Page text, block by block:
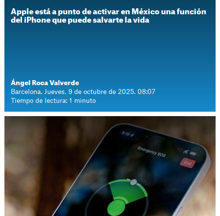
Apple está a punto de activar en México una función
del iPhone que puede salvarte la vida
Ángel Roca Valverde
Barcelona. Jueves, 9 de octubre de 2025. 08:07
Tiempo de lectura: 1 minuto